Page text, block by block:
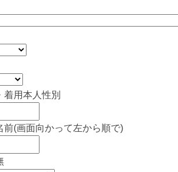
着用本人性別
前(画面向かって左から順で)